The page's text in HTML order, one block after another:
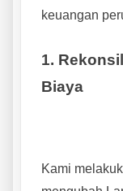
keuangan
1.
Biaya
Kami